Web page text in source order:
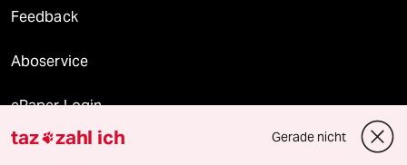
Feedback
Aboservice
ePaper Login
Downloads für Abonnierende
taz zahl ich Gerade nicht